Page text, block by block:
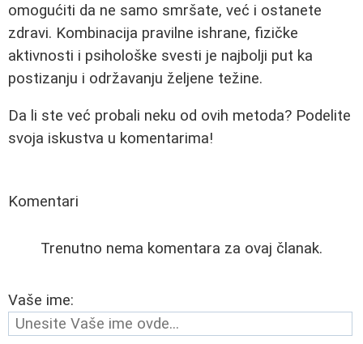
omogućiti da ne samo smršate, već i ostanete
zdravi. Kombinacija pravilne ishrane, fizičke
aktivnosti i psihološke svesti je najbolji put ka
postizanju i održavanju željene težine.
Da li ste već probali neku od ovih metoda? Podelite
svoja iskustva u komentarima!
Komentari
Trenutno nema komentara za ovaj članak.
Vaše ime: